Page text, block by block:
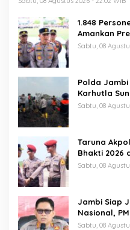
1.848
Amankan
Sabtu, 08
Polda Jambi
Karhutla
Sabtu, 08
Taruna
Bhakti 2026
Kegiatan
Sabtu, 08
Jambi Siap
Nasional,
Pembuktian
Sabtu, 08